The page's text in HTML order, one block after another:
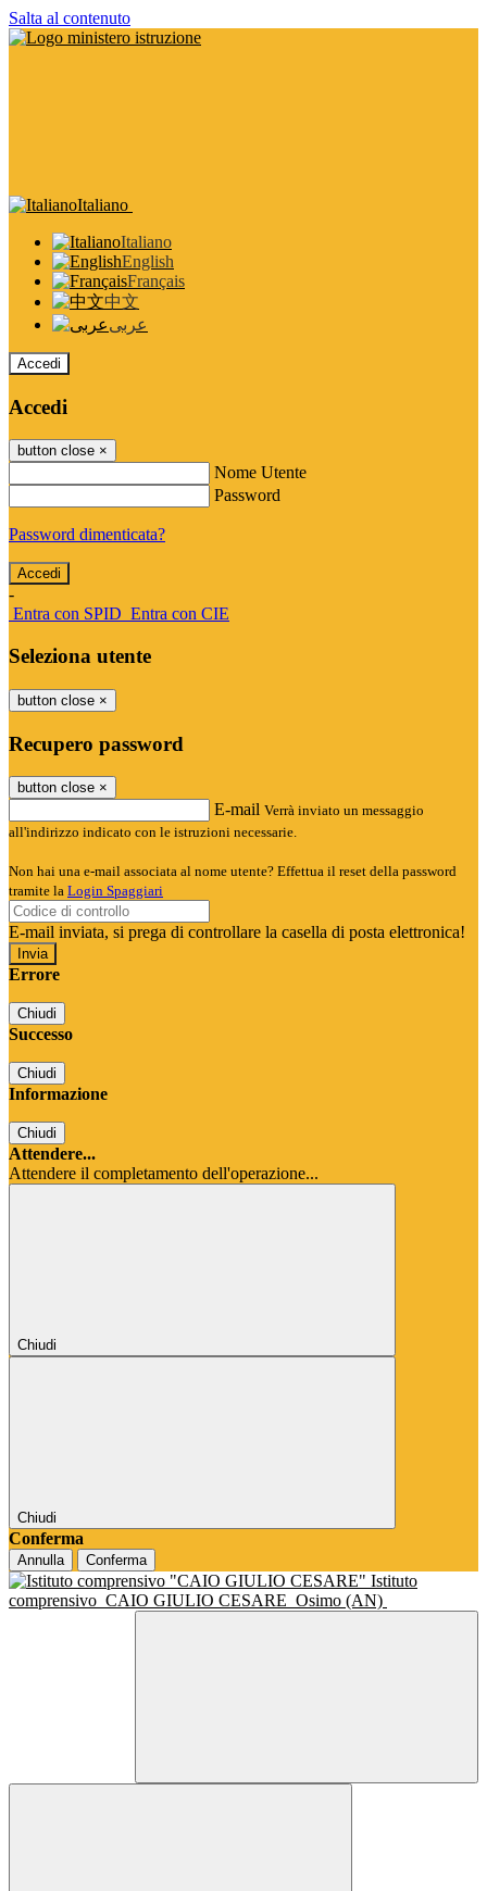
Salta al contenuto
Italiano
Italiano
English
Français
中文
عربى
Accedi
Accedi
button close ×
Nome Utente
Password
Password dimenticata?
-
Entra con SPID Entra con CIE
Seleziona utente
button close ×
Recupero password
button close ×
E-mail Verrà inviato un messaggio
all'indirizzo indicato con le istruzioni necessarie.
Non hai una e-mail associata al nome utente? Effettua il reset della password
tramite la Login Spaggiari
E-mail inviata, si prega di controllare la casella di posta elettronica!
Errore
Chiudi
Successo
Chiudi
Informazione
Chiudi
Attendere...
Attendere il completamento dell'operazione...
Chiudi
Chiudi
Conferma
Annulla Conferma
Istituto
comprensivo CAIO GIULIO CESARE Osimo (AN)